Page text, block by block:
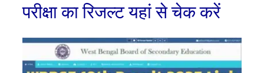
परीक्षा का रिजल्ट यहां से चेक करें